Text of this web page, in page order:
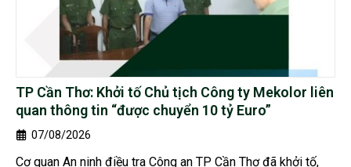
TP Cần Thơ: Khởi tố Chủ tịch Công ty Mekolor liên
quan thông tin “được chuyển 10 tỷ Euro”
07/08/2026
Cơ quan An ninh điều tra Công an TP Cần Thơ đã khởi tố,